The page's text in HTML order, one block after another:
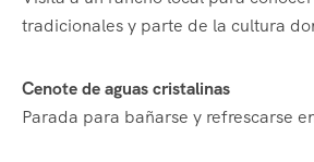
tradicionales y parte de la cultura
Cenote de aguas cristalinas
Parada para bañarse y refrescarse